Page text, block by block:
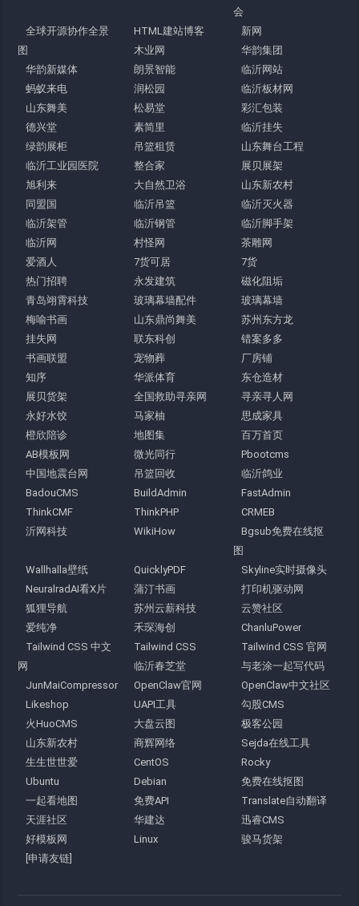
会
全球开源协作全景
图
HTML建站博客
新网
木业网
华韵集团
华韵新媒体
朗景智能
临沂网站
蚂蚁来电
润松园
临沂板材网
山东舞美
松易堂
彩汇包装
德兴堂
素简里
临沂挂失
绿韵展柜
吊篮租赁
山东舞台工程
临沂工业园医院
整合家
展贝展架
旭利来
大自然卫浴
山东新农村
同盟国
临沂吊篮
临沂灭火器
临沂架管
临沂钢管
临沂脚手架
临沂网
村怪网
茶雕网
爱酒人
7货可居
7货
热门招聘
永发建筑
磁化阻垢
青岛翊霄科技
玻璃幕墙配件
玻璃幕墙
梅喻书画
山东鼎尚舞美
苏州东方龙
挂失网
联东科创
错案多多
书画联盟
宠物葬
厂房铺
知序
华派体育
东仓造材
展贝货架
全国救助寻亲网
寻亲寻人网
永好水饺
马家柚
思成家具
橙欣陪诊
地图集
百万首页
AB模板网
微光同行
Pbootcms
中国地震台网
吊篮回收
临沂鸽业
BadouCMS
BuildAdmin
FastAdmin
ThinkCMF
ThinkPHP
CRMEB
沂网科技
WikiHow
Bgsub免费在线抠
图
Wallhalla壁纸
QuicklyPDF
Skyline实时摄像头
NeuralradAI看X片
蒲汀书画
打印机驱动网
狐狸导航
苏州云薪科技
云赞社区
爱纯净
禾琛海创
ChanluPower
Tailwind CSS 中文
网
Tailwind CSS
Tailwind CSS 官网
临沂春芝堂
与老涂一起写代码
JunMaiCompressor
OpenClaw官网
OpenClaw中文社区
Likeshop
UAPI工具
勾股CMS
火HuoCMS
大盘云图
极客公园
山东新农村
商辉网络
Sejda在线工具
生生世世爱
CentOS
Rocky
Ubuntu
Debian
免费在线抠图
一起看地图
免费API
Translate自动翻译
天涯社区
华建达
迅睿CMS
好模板网
Linux
骏马货架
[申请友链]